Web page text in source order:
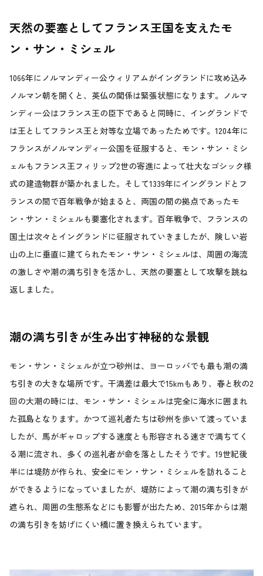
天然の要塞としてフランス王国を支えたモ
ン・サン・ミシェル
1066年にノルマンディー公ウィリアムがイングランドに攻め込み
ノルマン朝を開くと、英仏の関係は緊張状態になります。ノルマ
ンディー公はフランス王の臣下であると同時に、イングランドで
は王としてフランス王と対等な立場であったためです。1204年に
フランスがノルマンディー公国を征服すると、モン・サン・ミシ
ェルもフランス王フィリップ2世の寄進によって壮大なゴシック様
式の建造物群が築かれました。そして1339年にイングランドとフ
ランスの間で百年戦争が始まると、両国の間の拠点であったモ
ン・サン・ミシェルも要塞化されます。百年戦争で、フランスの
国土は次々とイングランドに征服されていきましたが、険しい岩
山の上に垂直に建てられたモン・サン・ミシェルは、周囲の海流
の激しさや潮の満ち引きを活かし、天然の要塞として攻撃を跳ね
返しました。
潮の満ち引きが生み出す神秘的な景観
モン・サン・ミシェルが立つ砂州は、ヨーロッパでも最も潮の満
ち引きの大きな場所です。干満差は最大で15kmもあり、春と秋の2
回の大潮の時には、モン・サン・ミシェルは完全に海水に囲まれ
た孤島となります。かつて巡礼者たちは砂州を歩いて渡っていま
したが、馬がギャロップする速度とも形容される速さで満ちてく
る潮に流され、多くの巡礼者が命を落としたそうです。19世紀後
半には堤防が作られ、安全にモン・サン・ミシェルを訪れること
ができるようになっていましたが、堤防によって潮の満ち引きが
遮られ、周囲の生態系などにも影響が出たため、2015年からは潮
の満ち引きを妨げにくい橋に置き換えられています。